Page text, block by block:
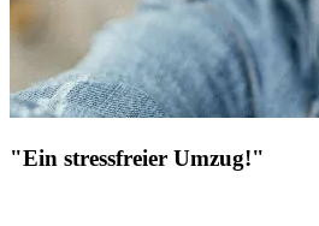
"Ein stressfreier Umzug!"